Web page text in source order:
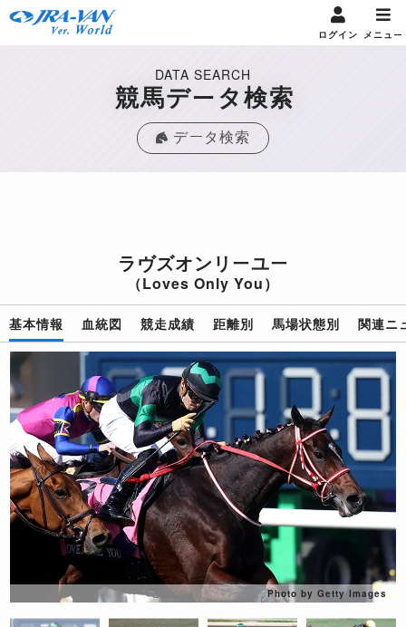
ログイン メニュー
DATA SEARCH
競馬データ検索
データ検索
ラヴズオンリーユー
（Loves Only You）
基本情報 血統図 競走成績 距離別 馬場状態別 関連ニ
Photo by Getty Images